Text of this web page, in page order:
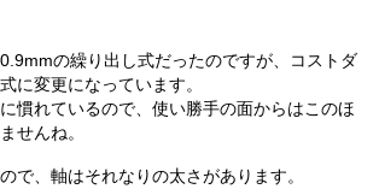
の繰り出し式だったのですが、コストダ
に変更になっています。
慣れているので、使い勝手の面からはこのほ
せんね。
で、軸はそれなりの太さがあります。